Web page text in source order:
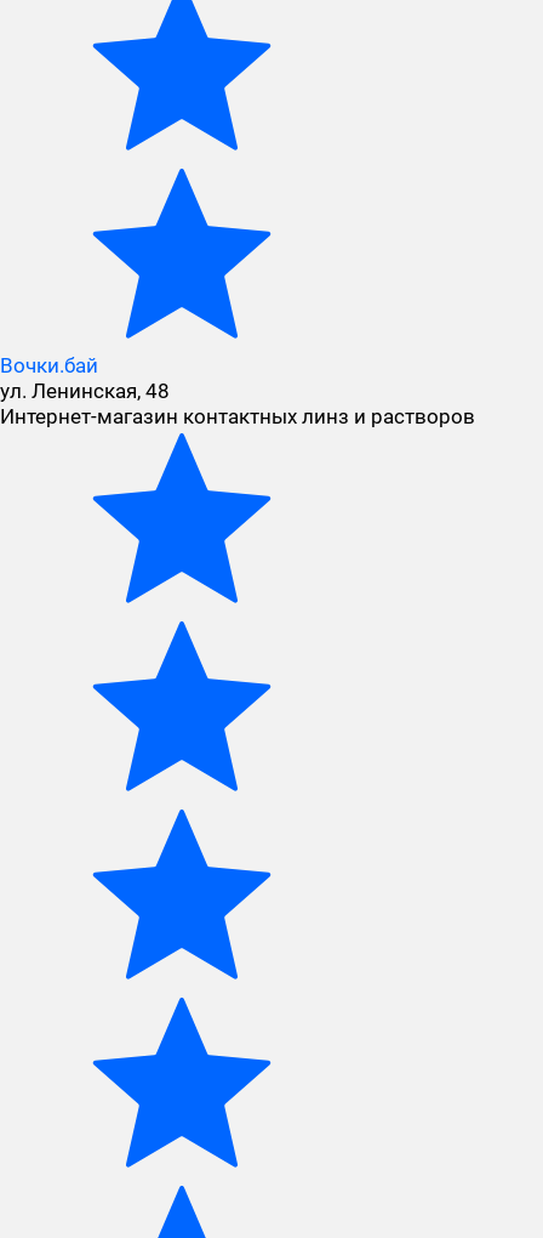
Вочки.бай
ул. Ленинская, 48
Интернет-магазин контактных линз и растворов